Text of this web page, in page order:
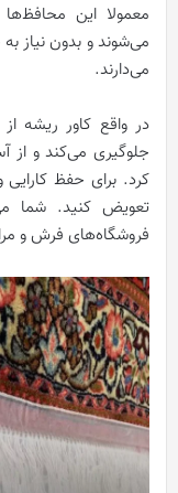
معمولا این
می‌شوند و بدون نیاز
می‌دارند.
در واقع کاور ریشه
جلوگیری می‌کند و
کرد. برای حفظ
تعویض کنید. شما
فروشگاه‌های فرش و